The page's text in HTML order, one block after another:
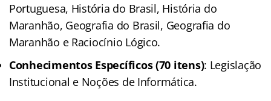
Portuguesa, História do Brasil, História do
Maranhão, Geografia do Brasil, Geografia do
Maranhão e Raciocínio Lógico.
Conhecimentos Específicos (70 itens): Legislação
Institucional e Noções de Informática.